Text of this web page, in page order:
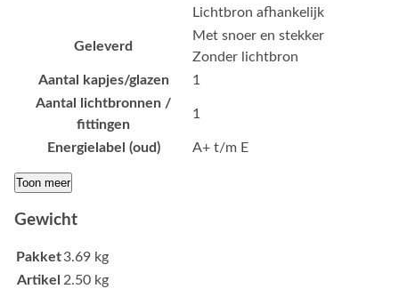
Lichtbron afhankelijk
Geleverd
Met snoer en stekker
Zonder lichtbron
Aantal kapjes/glazen
1
Aantal lichtbronnen /
fittingen
1
Energielabel (oud) A+ t/m E
Toon meer
Gewicht
Pakket3.69 kg
Artikel 2.50 kg